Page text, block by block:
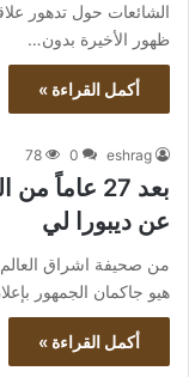
الشائعات حول تدهور
ظهور الأخيرة بدون…
أكمل القراءة »
eshrag
0
78
بعد 27
عن ديبورا لي
هيو جاكمان الجمهور
أكمل القراءة »